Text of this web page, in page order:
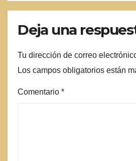
Deja una
Tu dirección de correo
Los campos obligatorios están
Comentario *